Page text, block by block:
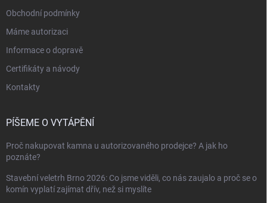
Obchodní podmínky
Máme autorizaci
Informace o dopravě
Certifikáty a návody
Kontakty
PÍŠEME O VYTÁPĚNÍ
Proč nakupovat kamna u autorizovaného prodejce? A jak ho
poznáte?
Stavební veletrh Brno 2026: Co jsme viděli, co nás zaujalo a proč se o
komín vyplatí zajímat dřív, než si myslíte